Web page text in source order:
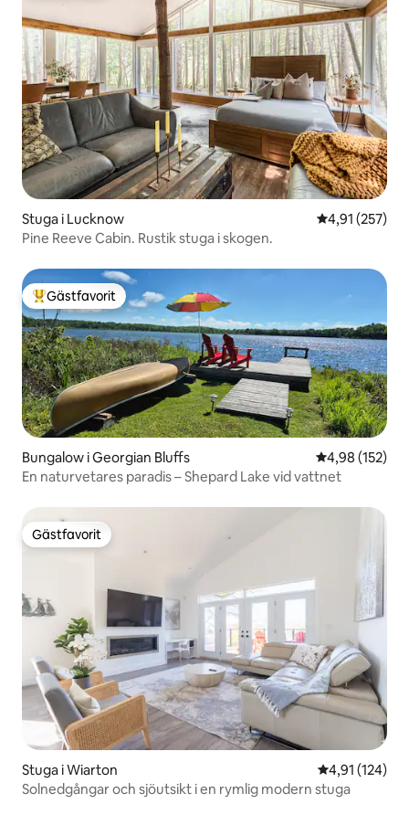
Stuga i Lucknow 4,91 av 5 i
4,91 (257)
Pine Reeve Cabin. Rustik stuga i skogen.
Populär gästfavorit
Gästfavorit
Bungalow i Georgian Bluffs 4,98 av 5 i
4,98 (152)
En naturvetares paradis – Shepard Lake vid vattnet
Gästfavorit
Gästfavorit
Stuga i Wiarton 4,91 av 5 i
4,91 (124)
Solnedgångar och sjöutsikt i en rymlig modern stuga